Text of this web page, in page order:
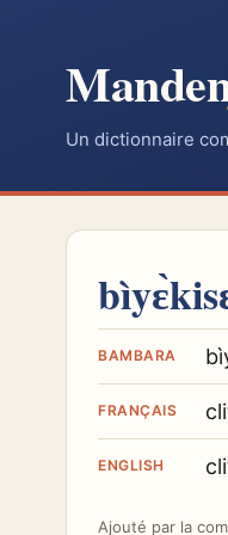
Un dictionnaire
BAMBARA
FRANÇAIS
ENGLISH
Ajouté par la